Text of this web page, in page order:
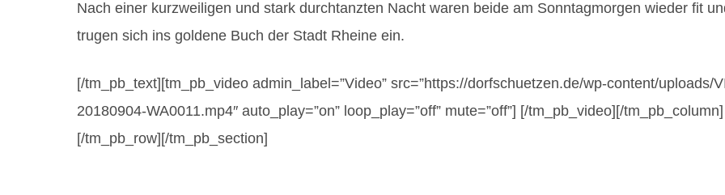
Nach einer kurzweiligen und stark durchtanzten Nacht waren beide am Sonntagmorgen wieder fit
trugen sich ins goldene Buch der Stadt Rheine ein.
[/tm_pb_text][tm_pb_video admin_label=”Video” src=”https://dorfschuetzen.de/wp-content/uploads/
20180904-WA0011.mp4″ auto_play=”on” loop_play=”off” mute=”off”] [/tm_pb_video][/tm_pb_column]
[/tm_pb_row][/tm_pb_section]